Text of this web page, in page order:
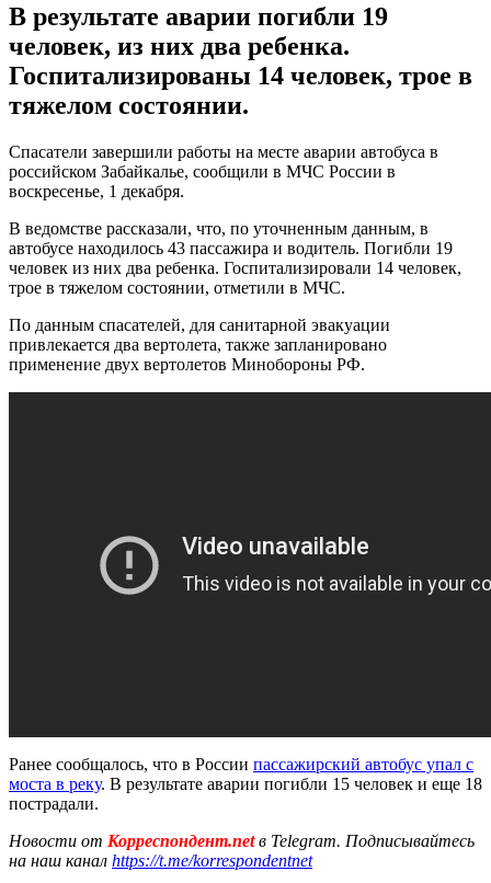
В результате аварии погибли 19
человек, из них два ребенка.
Госпитализированы 14 человек, трое в
тяжелом состоянии.
Спасатели завершили работы на месте аварии автобуса в
российском Забайкалье, сообщили в МЧС России в
воскресенье, 1 декабря.
В ведомстве рассказали, что, по уточненным данным, в
автобусе находилось 43 пассажира и водитель. Погибли 19
человек из них два ребенка. Госпитализировали 14 человек,
трое в тяжелом состоянии, отметили в МЧС.
По данным спасателей, для санитарной эвакуации
привлекается два вертолета, также запланировано
применение двух вертолетов Минобороны РФ.
Ранее сообщалось, что в России пассажирский автобус упал с
моста в реку. В результате аварии погибли 15 человек и еще 18
пострадали.
Новости от Корреспондент.netв Telegram. Подписывайтесь
на наш канал https://t.me/korrespondentnet